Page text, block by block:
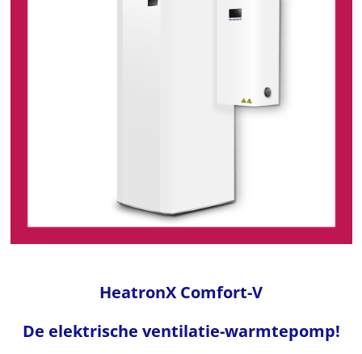
HeatronX Comfort-V
De elektrische ventilatie-warmtepomp!